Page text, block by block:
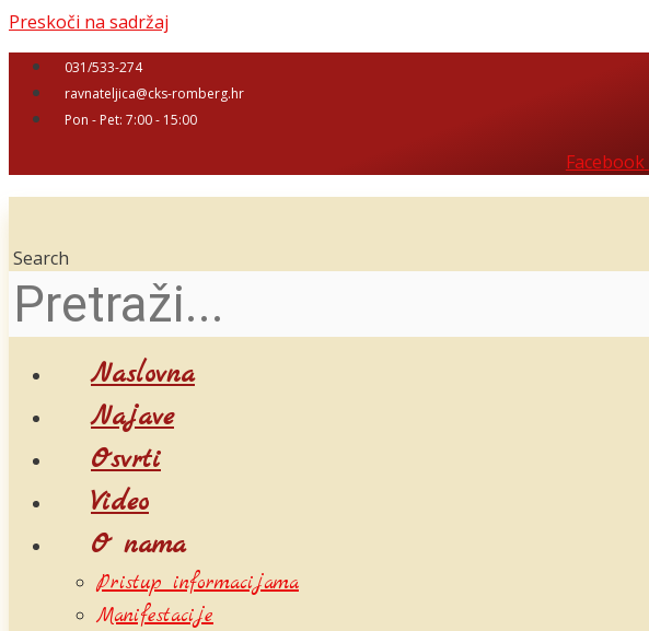
Preskoči na sadržaj
031/533-274
ravnateljica@cks-romberg.hr
Pon - Pet: 7:00 - 15:00
Facebook
Search
Naslovna
Najave
Osvrti
Video
O nama
Pristup informacijama
Manifestacije